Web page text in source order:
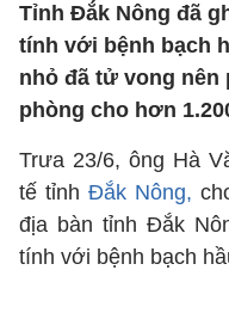
Tỉnh Đắk Nông đã
tính với bệnh bạch
nhỏ đã tử vong nên
phòng cho hơn
Trưa 23/6, ông Hà
tế tỉnh Đắk Nông,
địa bàn tỉnh Đắk
tính với bệnh bạch